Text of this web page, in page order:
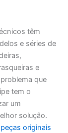
têm
e séries de
e
que
tem o
um
solução.
peças originais